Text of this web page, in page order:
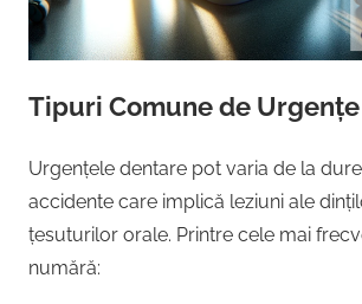
Tipuri Comune de
Urgențele dentare pot varia de la
accidente care implică leziuni ale
țesuturilor orale. Printre cele mai
numără: